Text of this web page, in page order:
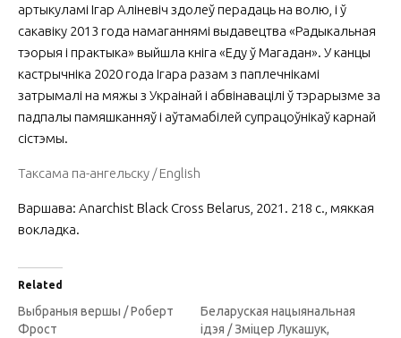
артыкуламі Ігар Аліневіч здолеў перадаць на волю, і ў
сакавіку 2013 года намаганнямі выдавецтва «Радыкальная
тэорыя і практыка» выйшла кніга «Еду ў Магадан». У канцы
кастрычніка 2020 года Ігара разам з паплечнікамі
затрымалі на мяжы з Украінай і абвінавацілі ў тэрарызме за
падпалы памяшканняў і аўтамабілей супрацоўнікаў карнай
сістэмы.
Таксама па-ангельску / English
Варшава: Anarchist Black Cross Belarus, 2021. 218 с., мяккая
вокладка.
Related
Выбраныя вершы / Роберт
Фрост
Беларуская нацыянальная
ідэя / Зміцер Лукашук,